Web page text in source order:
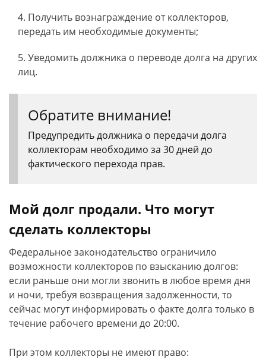
Получить вознаграждение от коллекторов,
передать им необходимые документы;
Уведомить должника о переводе долга на других
лиц.
Обратите внимание!
Предупредить должника о передачи долга
коллекторам необходимо за 30 дней до
фактического перехода прав.
Мой долг продали. Что могут
сделать коллекторы
Федеральное законодательство ограничило
возможности коллекторов по взысканию долгов:
если раньше они могли звонить в любое время дня
и ночи, требуя возвращения задолженности, то
сейчас могут информировать о факте долга только в
течение рабочего времени до 20:00.
При этом коллекторы не имеют право: